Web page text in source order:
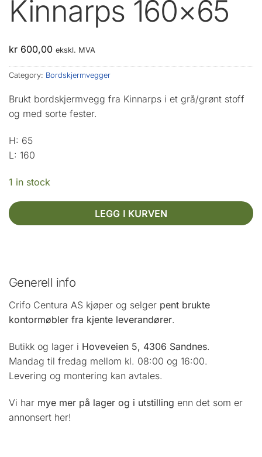
Kinnarps 160×65
kr 600,00 ekskl. MVA
Category: Bordskjermvegger
Brukt bordskjermvegg fra Kinnarps i et grå/grønt stoff
og med sorte fester.
H: 65
L: 160
1 in stock
LEGG I KURVEN
Generell info
Crifo Centura AS kjøper og selger pent brukte
kontormøbler fra kjente leverandører.
Butikk og lager i Hoveveien 5, 4306 Sandnes.
Mandag til fredag mellom kl. 08:00 og 16:00.
Levering og montering kan avtales.
Vi har mye mer på lager og i utstilling enn det som er
annonsert her!